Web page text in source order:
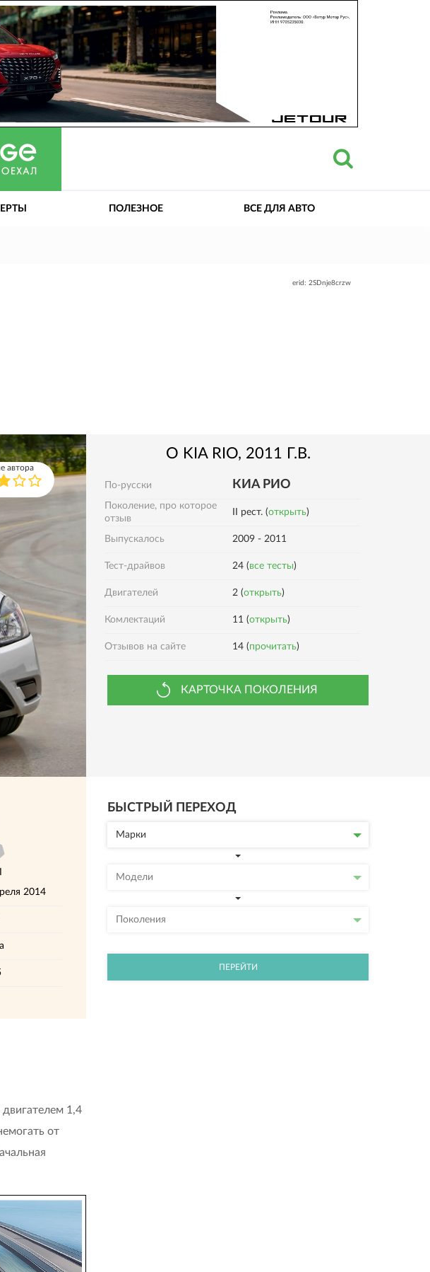
ПОЛЕЗНОЕ ВСЕ ДЛЯ АВТО
erid: 2SDnje8crzw
автора
О KIA RIO, 2011 Г.В.
По-русски КИА РИО
Поколение, про которое
отзыв
II рест. (открыть)
Выпускалось 2009 - 2011
Тест-драйвов 24 (все тесты)
Двигателей 2 (открыть)
Комлектаций 11 (открыть)
Отзывов на сайте 14 (прочитать)
КАРТОЧКА ПОКОЛЕНИЯ
2014
1,4
от
БЫСТРЫЙ ПЕРЕХОД
Марки
Модели
Поколения
ПЕРЕЙТИ